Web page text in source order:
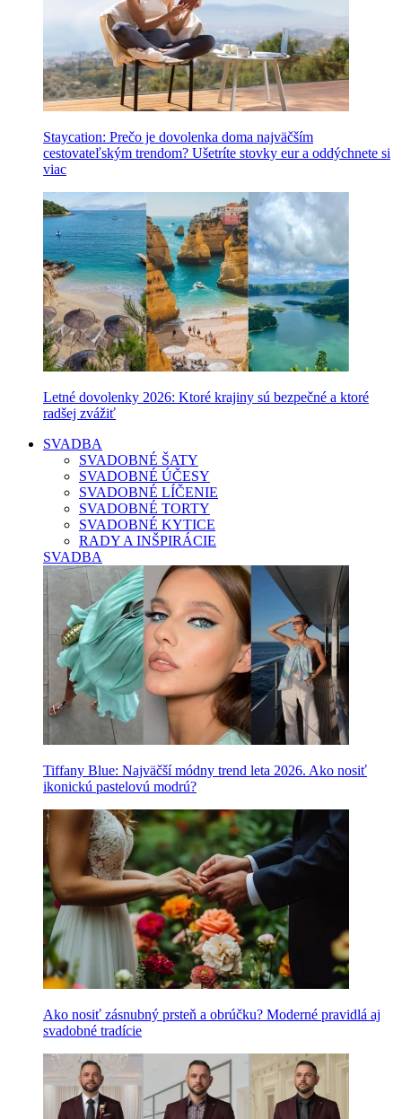
Staycation: Prečo je dovolenka doma najväčším
cestovateľským trendom? Ušetríte stovky eur a oddýchnete si
viac
Letné dovolenky 2026: Ktoré krajiny sú bezpečné a ktoré
radšej zvážiť
SVADBA
SVADOBNÉ ŠATY
SVADOBNÉ ÚČESY
SVADOBNÉ LÍČENIE
SVADOBNÉ TORTY
SVADOBNÉ KYTICE
RADY A INŠPIRÁCIE
SVADBA
Tiffany Blue: Najväčší módny trend leta 2026. Ako nosiť
ikonickú pastelovú modrú?
Ako nosiť zásnubný prsteň a obrúčku? Moderné pravidlá aj
svadobné tradície